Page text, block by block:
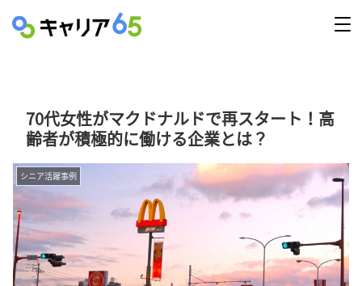
70代女性がマクドナルドで再スタート！高
齢者が積極的に働ける企業とは？
シニア活躍事例